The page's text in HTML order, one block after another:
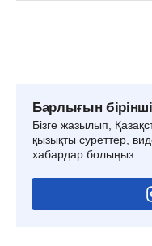
Барлығын
Бізге жазылып,
қызықты суреттер,
хабардар болыңыз.